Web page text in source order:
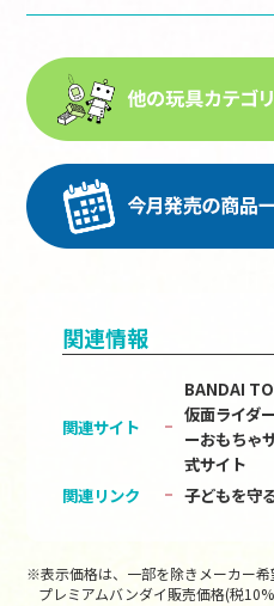
関連情報
関連サイト
BANDAI
仮面ライダ
ーおもちゃ
式サイト
関連リンク
子どもを守
※表示価格は、一部を除きメーカー希
プレミアムバンダイ販売価格(税10%